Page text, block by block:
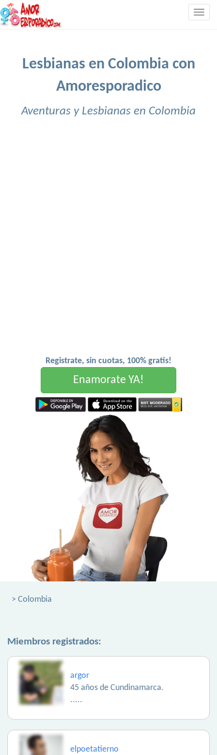
Lesbianas en Colombia con
Amoresporadico
Aventuras y Lesbianas en Colombia
Registrate, sin cuotas, 100% gratis!
Enamorate YA!
> Colombia
Miembros registrados:
argor
45 años de Cundinamarca.
.....
elpoetatierno